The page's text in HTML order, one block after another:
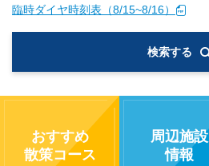
臨時ダイヤ時刻表（8/15~8/16）
検索する
おすすめ
散策コース
周辺施設
情報